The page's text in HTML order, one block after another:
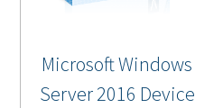
Microsoft Windows
Server 2016 Device